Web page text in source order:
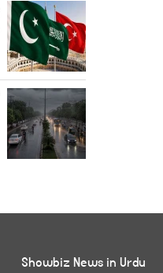
Showbiz News in Urdu